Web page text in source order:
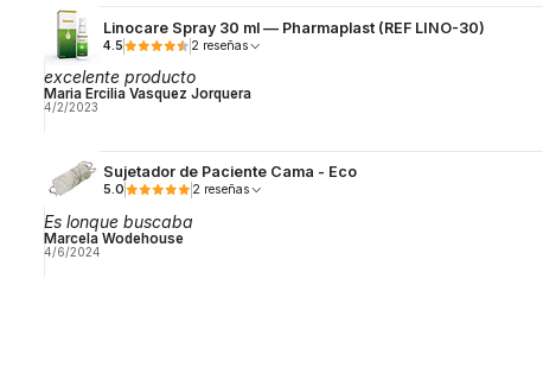
Linocare Spray 30 ml — Pharmaplast (REF LINO-30)
4.5 2 reseñas
excelente producto
Maria Ercilia Vasquez Jorquera
4/2/2023
Sujetador de Paciente Cama - Eco
5.0 2 reseñas
Es lonque buscaba
Marcela Wodehouse
4/6/2024